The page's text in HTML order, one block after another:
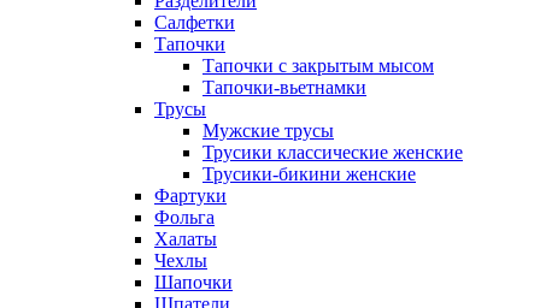
Салфетки
Тапочки
Тапочки с закрытым мысом
Тапочки-вьетнамки
Трусы
Мужские трусы
Трусики классические женские
Трусики-бикини женские
Фартуки
Фольга
Халаты
Чехлы
Шапочки
Шпатели